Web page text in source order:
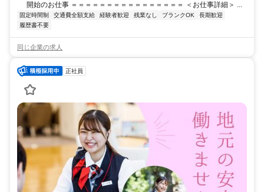
開始のお仕事 ＝＝＝＝＝＝＝＝＝＝＝＝＝＝＝＝ ＜お仕事詳細＞ ...
固定時間制 交通費全額支給 経験者歓迎 残業なし ブランクOK
長期歓迎
履歴書不要
同じ企業の求人
正社員